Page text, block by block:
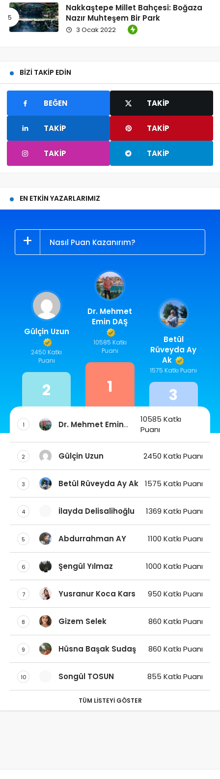
Nakkaştepe Millet Bahçesi: Boğaza
Nazır Muhteşem Bir Park
3 Ocak 2022
BIZI TAKIP EDIN
BEĞEN TAKIP
TAKIP TAKIP
TAKIP TAKIP
EN ETKIN YAZARLARIMIZ
Nasıl Puan Kazanırım?
Dr. Mehmet
Emin DAŞ
10585 Katkı
Puanı
1
Gülçin Uzun
2450 Katkı
Puanı
2
Betül
Rüveyda Ay
Ak
1575 Katkı Puanı
3
1
Dr. Mehmet Emin
10585 Katkı
Puanı
2 Gülçin Uzun 2450 Katkı Puanı
3 Betül Rüveyda Ay Ak 1575 Katkı Puanı
4 İlayda Delisalihoğlu 1369 Katkı Puanı
5 Abdurrahman AY 1100 Katkı Puanı
6 Şengül Yılmaz 1000 Katkı Puanı
7 Yusranur Koca Kars 950 Katkı Puanı
8 Gizem Selek 860 Katkı Puanı
9 Hüsna Başak Sudaş 860 Katkı Puanı
10 Songül TOSUN 855 Katkı Puanı
TÜM LISTEYI GÖSTER